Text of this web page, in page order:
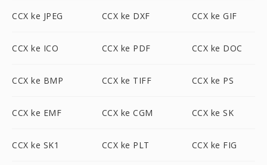
CCX ke JPEG CCX ke DXF CCX ke GIF
CCX ke ICO CCX ke PDF CCX ke DOC
CCX ke BMP CCX ke TIFF CCX ke PS
CCX ke EMF CCX ke CGM CCX ke SK
CCX ke SK1 CCX ke PLT CCX ke FIG